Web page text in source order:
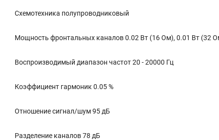
Схемотехника полупроводниковый
Мощность фронтальных каналов 0.02 Вт (16 Ом), 0.01 Вт (32
Воспроизводимый диапазон частот 20 - 20000 Гц
Коэффициент гармоник 0.05 %
Отношение сигнал/шум 95 дБ
Разделение каналов 78 дБ